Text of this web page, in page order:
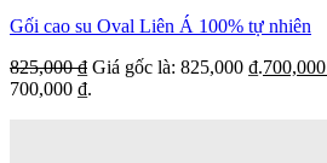
Gối cao su Oval Liên Á 100% tự nhiên
825,000₫ Giá gốc là: 825,000 ₫.700,000
700,000 ₫.